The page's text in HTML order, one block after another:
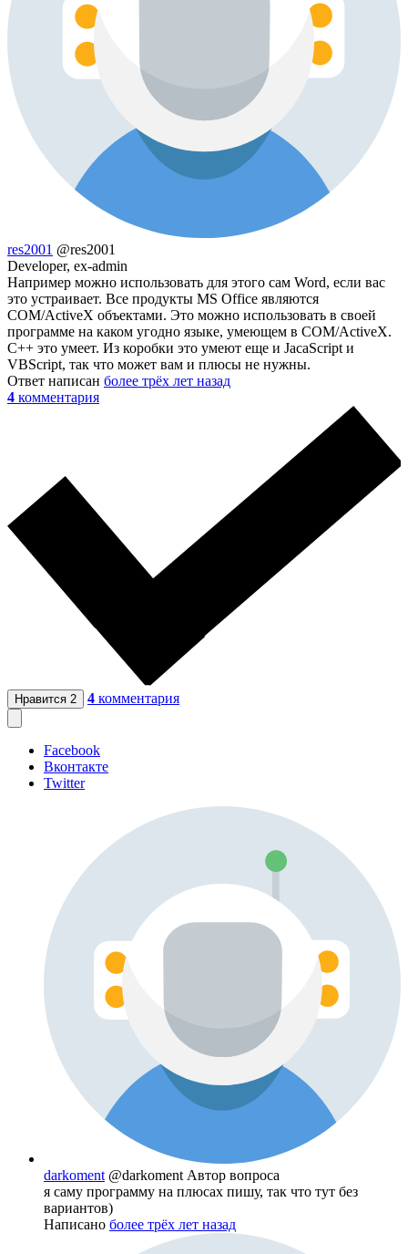
res2001 @res2001
Developer, ex-admin
Например можно использовать для этого сам Word, если вас
это устраивает. Все продукты MS Office являются
COM/ActiveX объектами. Это можно использовать в своей
программе на каком угодно языке, умеющем в COM/ActiveX.
С++ это умеет. Из коробки это умеют еще и JacaScript и
VBScript, так что может вам и плюсы не нужны.
Ответ написан более трёх лет назад
4 комментария
Нравится 2 4 комментария
Facebook
Вконтакте
Twitter
darkoment @darkoment Автор вопроса
я саму программу на плюсах пишу, так что тут без
вариантов)
Написано более трёх лет назад